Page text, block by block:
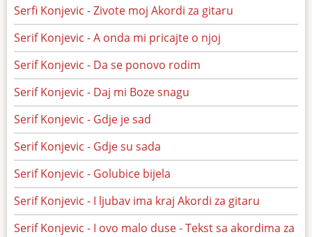
Serfi Konjevic - Zivote moj Akordi za gitaru
Serif Konjevic - A onda mi pricajte o njoj
Serif Konjevic - Da se ponovo rodim
Serif Konjevic - Daj mi Boze snagu
Serif Konjevic - Gdje je sad
Serif Konjevic - Gdje su sada
Serif Konjevic - Golubice bijela
Serif Konjevic - I ljubav ima kraj Akordi za gitaru
Serif Konjevic - I ovo malo duse - Tekst sa akordima za